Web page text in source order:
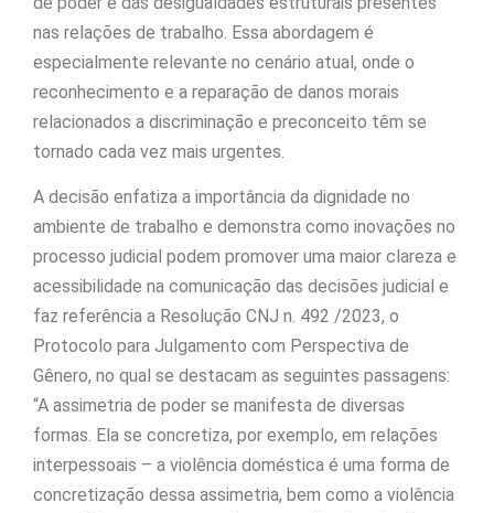
nas relações de trabalho. Essa abordagem é
especialmente relevante no cenário atual, onde o
reconhecimento e a reparação de danos morais
relacionados a discriminação e preconceito têm se
tornado cada vez mais urgentes.
A decisão enfatiza a importância da dignidade no
ambiente de trabalho e demonstra como inovações no
processo judicial podem promover uma maior clareza e
acessibilidade na comunicação das decisões judicial e
faz referência a Resolução CNJ n. 492 /2023, o
Protocolo para Julgamento com Perspectiva de
Gênero, no qual se destacam as seguintes passagens:
“A assimetria de poder se manifesta de diversas
formas. Ela se concretiza, por exemplo, em relações
interpessoais – a violência doméstica é uma forma de
concretização dessa assimetria, bem como a violência